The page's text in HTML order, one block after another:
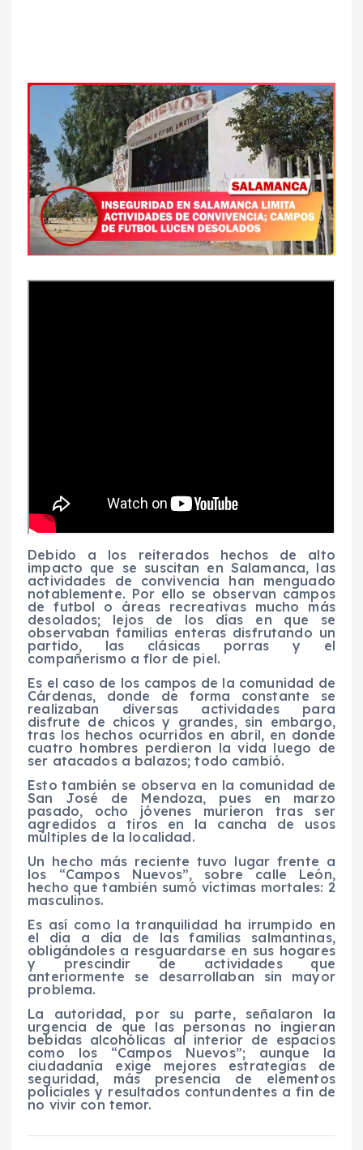
Debido a los reiterados hechos de alto
impacto que se suscitan en Salamanca, las
actividades de convivencia han menguado
notablemente. Por ello se observan campos
de futbol o áreas recreativas mucho más
desolados; lejos de los días en que se
observaban familias enteras disfrutando un
partido, las clásicas porras y el
compañerismo a flor de piel.
Es el caso de los campos de la comunidad de
Cárdenas, donde de forma constante se
realizaban diversas actividades para
disfrute de chicos y grandes, sin embargo,
tras los hechos ocurridos en abril, en donde
cuatro hombres perdieron la vida luego de
ser atacados a balazos; todo cambió.
Esto también se observa en la comunidad de
San José de Mendoza, pues en marzo
pasado, ocho jóvenes murieron tras ser
agredidos a tiros en la cancha de usos
múltiples de la localidad.
Un hecho más reciente tuvo lugar frente a
los “Campos Nuevos”, sobre calle León,
hecho que también sumó víctimas mortales: 2
masculinos.
Es así como la tranquilidad ha irrumpido en
el día a día de las familias salmantinas,
obligándoles a resguardarse en sus hogares
y prescindir de actividades que
anteriormente se desarrollaban sin mayor
problema.
La autoridad, por su parte, señalaron la
urgencia de que las personas no ingieran
bebidas alcohólicas al interior de espacios
como los “Campos Nuevos”; aunque la
ciudadanía exige mejores estrategias de
seguridad, más presencia de elementos
policiales y resultados contundentes a fin de
no vivir con temor.